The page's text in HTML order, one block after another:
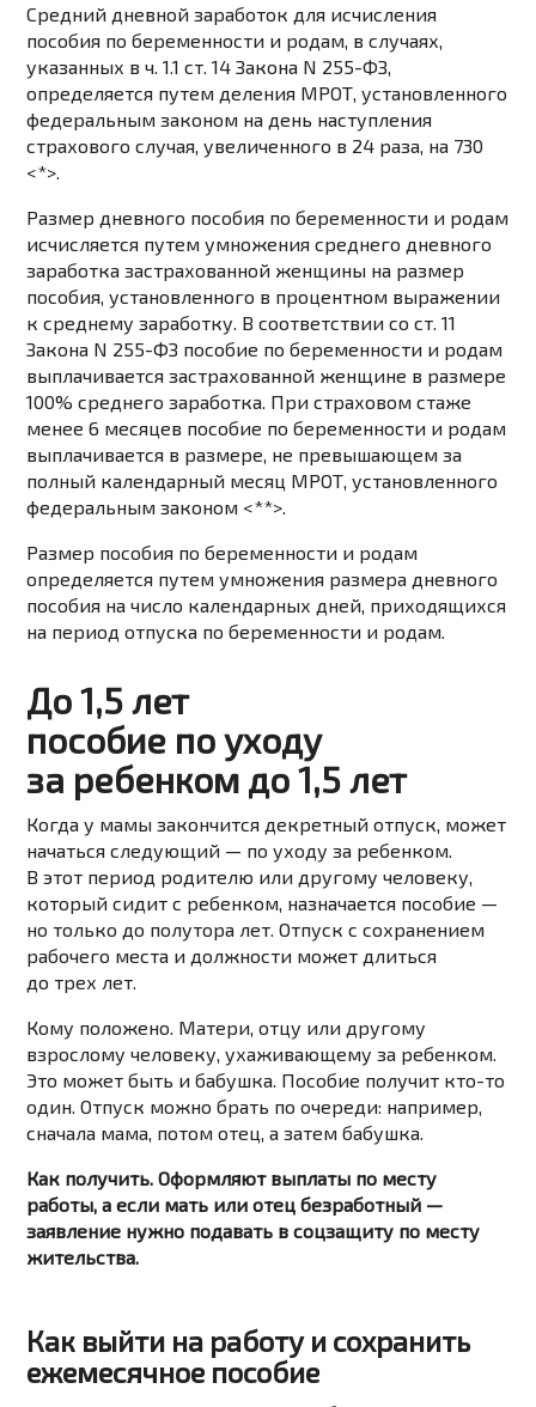
Средний дневной заработок для исчисления
пособия по беременности и родам, в случаях,
указанных вч. 1.1 ст. 14 Закона N 255-ФЗ,
определяется путем деления МРОТ, установленного
федеральным законом на день наступления
страхового случая, увеличенного в 24 раза, на 730
<*>.
Размер дневного пособия по беременности и родам
исчисляется путем умножения среднего дневного
заработка застрахованной женщины на размер
пособия, установленного в процентном выражении
к среднему заработку. В соответствии сост. 11
Закона N 255-ФЗ пособие по беременности и родам
выплачивается застрахованной женщине в размере
100% среднего заработка. При страховом стаже
менее 6 месяцев пособие по беременности и родам
выплачивается в размере, не превышающем за
полный календарный месяц МРОТ, установленного
федеральным законом <**>.
Размер пособия по беременности и родам
определяется путем умножения размера дневного
пособия на число календарных дней, приходящихся
на период отпуска по беременности и родам.
До 1,5 лет
пособие по уходу
за ребенком до 1,5 лет
Когда у мамы закончится декретный отпуск, может
начаться следующий — по уходу за ребенком.
В этот период родителю или другому человеку,
который сидит с ребенком, назначается пособие —
но только до полутора лет. Отпуск с сохранением
рабочего места и должности может длиться
до трех лет.
Кому положено. Матери, отцу или другому
взрослому человеку, ухаживающему за ребенком.
Это может быть и бабушка. Пособие получит кто-то
один. Отпуск можно брать по очереди: например,
сначала мама, потом отец, а затем бабушка.
Как получить. Оформляют выплаты по месту
работы, а если мать или отец безработный —
заявление нужно подавать в соцзащиту по месту
жительства.
Как выйти на работу и сохранить
ежемесячное пособие